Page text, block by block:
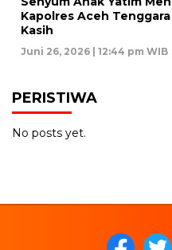
Kapolres Aceh
Kasih
Juni 26, 2026 | 12:44 pm WIB
PERISTIWA
No posts yet.